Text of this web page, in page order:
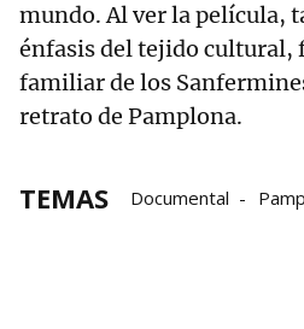
mundo. Al ver la película,
énfasis del tejido cultural,
familiar de los
retrato de Pamplona.
TEMAS Documental